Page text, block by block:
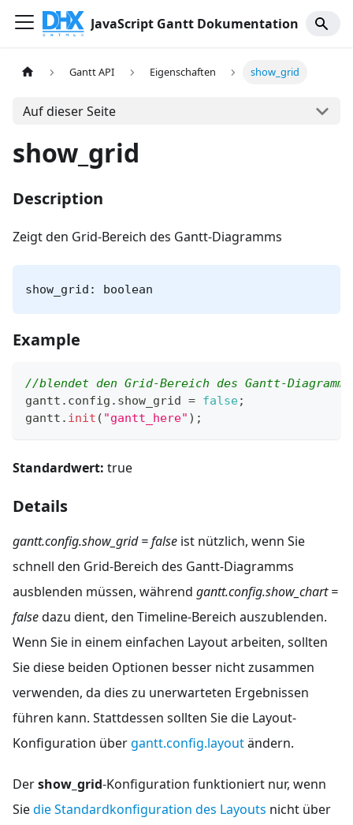
JavaScript Gantt Dokumentation
Gantt API Eigenschaften show_grid
Auf dieser Seite
show_grid
Description
Zeigt den Grid-Bereich des Gantt-Diagramms
show_grid: boolean
Example
//blendet den Grid-Bereich des Gantt-
gantt . config . show_grid = false;
gantt . init ( "gantt_here" ) ;
Standardwert: true
Details
gantt.config.show_grid = false ist nützlich, wenn Sie
schnell den Grid-Bereich des Gantt-Diagramms
ausblenden müssen, während gantt.config.show_chart =
falsedazu dient, den Timeline-Bereich auszublenden.
Wenn Sie in einem einfachen Layout arbeiten, sollten
Sie diese beiden Optionen besser nicht zusammen
verwenden, da dies zu unerwarteten Ergebnissen
führen kann. Stattdessen sollten Sie die Layout-
Konfiguration übergantt.config.layoutändern.
Dershow_grid-Konfiguration funktioniert nur, wenn
Siedie Standardkonfiguration des Layouts nicht über